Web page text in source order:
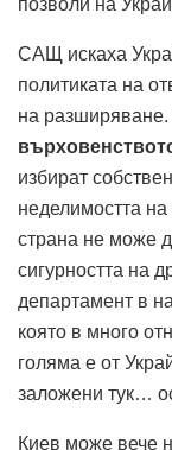
САЩ искаха
политиката на
на разширяване.
избират
неделимостта
страна не може
сигурността на
департамент в
която в много
голяма е от
заложени тук…
Киев може вече